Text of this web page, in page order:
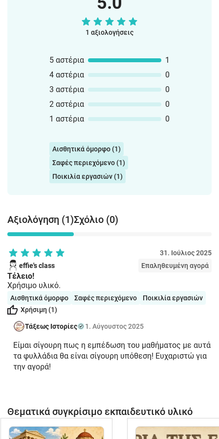
1 αξιολογήσεις
5 αστέρια
1
4 αστέρια
0
3 αστέρια
0
2 αστέρια
0
1 αστέρια
0
Αισθητικά όμορφο (1)
Σαφές περιεχόμενο (1)
Ποικιλία εργασιών (1)
Αξιολόγηση (1)Σχόλιο (0)
31. Ιούλιος 2025
effie's class
Επαληθευμένη αγορά
Τέλειο!
Χρήσιμο υλικό.
Αισθητικά όμορφο Σαφές περιεχόμενο
Ποικιλία εργασιών
Χρήσιμη (1)
Τάξεως Ιστορίες 1. Αύγουστος 2025
Είμαι σίγουρη πως η εμπέδωση του μαθήματος με αυτά
τα φυλλάδια θα είναι σίγουρη υπόθεση! Ευχαριστώ για
την αγορά!
Θεματικά συγκρίσιμο εκπαιδευτικό υλικό